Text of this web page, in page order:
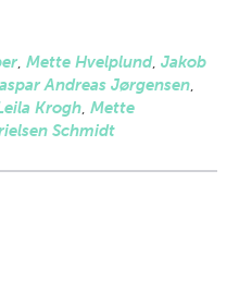
, Mette Hvelplund, Jakob
Andreas Jørgensen,
Krogh, Mette
Schmidt